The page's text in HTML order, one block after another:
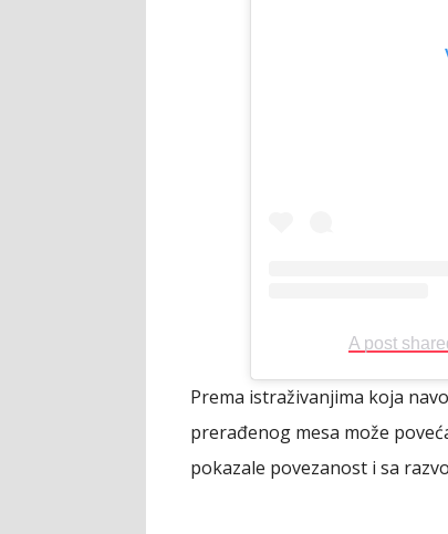
A post
Prema istraživanjima koja
prerađenog mesa može
pokazale povezanost i sa